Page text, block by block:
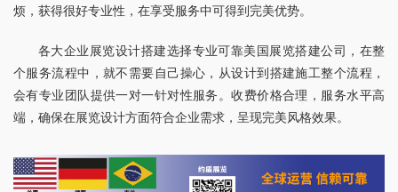
烦，获得很好专业性，在享受服务中可得到完美优势。
各大企业展览设计搭建选择专业可靠美国展览搭建公司，在整
个服务流程中，就不需要自己操心，从设计到搭建施工整个流程，
会有专业团队提供一对一针对性服务。收费价格合理，服务水平高
端，确保在展览设计方面符合企业需求，呈现完美风格效果。